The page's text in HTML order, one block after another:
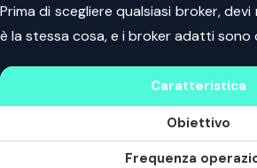
Prima di scegliere qualsiasi broker,
è la stessa cosa, e i broker adatti sono
Caratteristica
Obiettivo
Frequenza